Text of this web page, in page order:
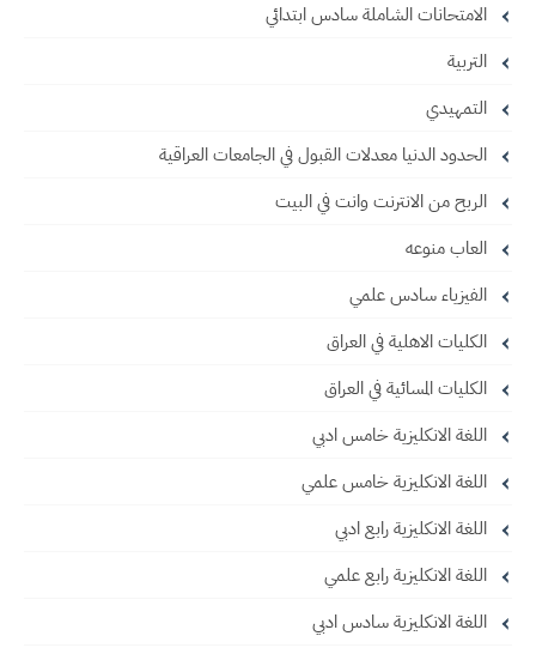
الامتحانات الشاملة سادس ابتدائي
التربية
التمهيدي
الحدود الدنيا معدلات القبول في الجامعات العراقية
الربح من الانترنت وانت في البيت
العاب منوعه
الفيزياء سادس علمي
الكليات الاهلية في العراق
الكليات المسائية في العراق
اللغة الانكليزية خامس ادبي
اللغة الانكليزية خامس علمي
اللغة الانكليزية رابع ادبي
اللغة الانكليزية رابع علمي
اللغة الانكليزية سادس ادبي